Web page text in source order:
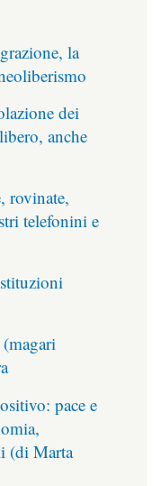
la
dei
anche
rovinate,
telefonini e
pace e
(di Marta